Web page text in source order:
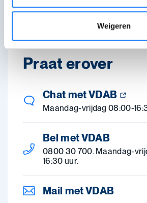
Weigeren
Praat erover
Chat met VDAB
Maandag-vrijdag 08:00-
Bel met VDAB
0800 30 700. Maandag-
16:30 uur.
Mail met VDAB